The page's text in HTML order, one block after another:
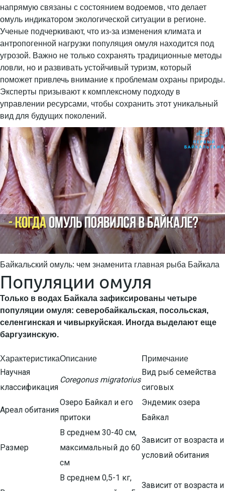
напрямую связаны с состоянием водоемов, что делает
омуль индикатором экологической ситуации в регионе.
Ученые подчеркивают, что из-за изменения климата и
антропогенной нагрузки популяция омуля находится под
угрозой. Важно не только сохранять традиционные методы
ловли, но и развивать устойчивый туризм, который
поможет привлечь внимание к проблемам охраны природы.
Эксперты призывают к комплексному подходу в
управлении ресурсами, чтобы сохранить этот уникальный
вид для будущих поколений.
Байкальский омуль: чем знаменита главная рыба Байкала
Популяции омуля
Только в водах Байкала зафиксированы четыре
популяции омуля: северобайкальская, посольская,
селенгинская и чивыркуйская. Иногда выделают еще
баргузинскую.
ХарактеристикаОписание Примечание
Научная
классификация
Coregonus migratorius
Вид рыб семейства
сиговых
Ареал обитания
Озеро Байкал и его
притоки
Эндемик озера
Байкал
Размер
В среднем 30-40 см,
максимальный до 60
см
Зависит от возраста и
условий обитания
В среднем 0,5-1 кг,
Зависит от возраста и